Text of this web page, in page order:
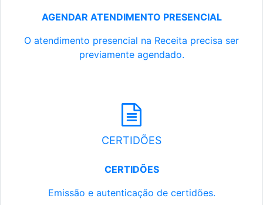
AGENDAR ATENDIMENTO PRESENCIAL
O atendimento presencial na Receita precisa ser
previamente agendado.
CERTIDÕES
CERTIDÕES
Emissão e autenticação de certidões.